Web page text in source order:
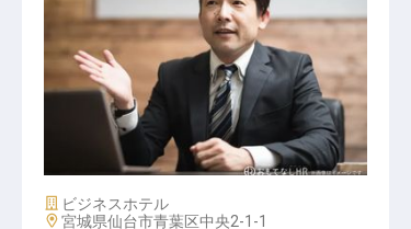
宿泊支配人
施設業態
ビジネスホテル
勤務地
宮城県仙台市青葉区中央2-1-1